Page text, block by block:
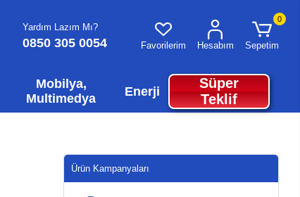
Yardım Lazım Mı?
0850 305 0054 Favorilerim Hesabım
0
Sepetim
Mobilya,
Multimedya
Enerji
Süper
Teklif
Ürün Kampanyaları